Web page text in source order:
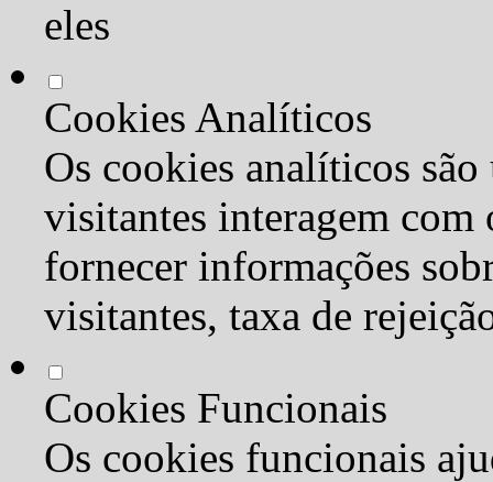
eles
Cookies Analíticos
Os cookies analíticos são
visitantes interagem com
fornecer informações
visitantes, taxa de
Cookies Funcionais
Os cookies funcionais